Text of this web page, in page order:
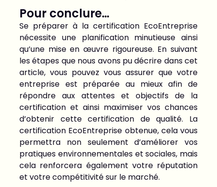
Pour conclure…
Se préparer à la certification EcoEntreprise
nécessite une planification minutieuse ainsi
qu’une mise en œuvre rigoureuse. En suivant
les étapes que nous avons pu décrire dans cet
article, vous pouvez vous assurer que votre
entreprise est préparée au mieux afin de
répondre aux attentes et objectifs de la
certification et ainsi maximiser vos chances
d’obtenir cette certification de qualité. La
certification EcoEntreprise obtenue, cela vous
permettra non seulement d’améliorer vos
pratiques environnementales et sociales, mais
cela renforcera également votre réputation
et votre compétitivité sur le marché.